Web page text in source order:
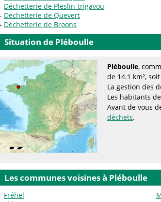
Déchetterie de Pleslin-trigavou
Déchetterie de Quevert
Déchetterie de Broons
Situation de Pléboulle
Pléboulle,
de 14.1 km²,
La gestion des
Les habitants
Avant de vous
déchets.
Les communes voisines à Pléboulle
Fréhel